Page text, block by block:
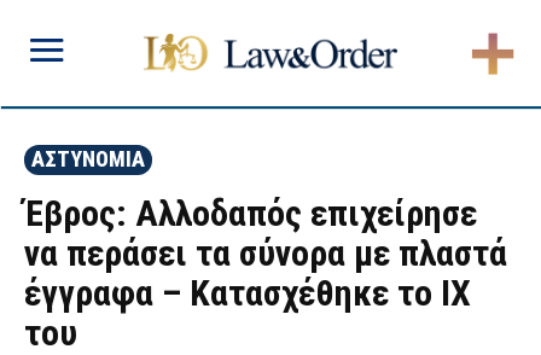
ΑΣΤΥΝΟΜΙΑ
Έβρος: Αλλοδαπός επιχείρησε
να περάσει τα σύνορα με πλαστά
έγγραφα – Κατασχέθηκε το ΙΧ
του